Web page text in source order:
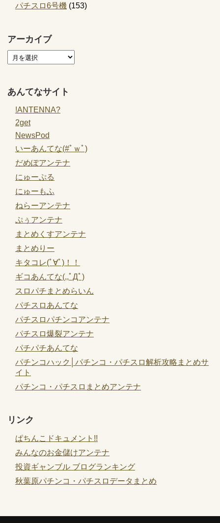
パチスロ6号機 (153)
アーカイブ
あんてなサイト
!ANTENNA?
2get
NewsPod
いーあんてな(#ﾟｗﾟ)
だめぽアンテナ
にゅーぷる
にゅーもふ
ねらーアンテナ
ぷぅアンテナ
まとめくすアンテナ
まとめりー
キタコレ(ﾟ∀ﾟ)！！
ギコあんてな(,,ﾟДﾟ)
スロパチまとめらいん
パチスロあんてな
パチスロパチンコアンテナ
パチスロ爆裂アンテナ
パチパチあんてな
パチンコハック│パチンコ・パチスロ解析攻略まとめサ
イト
パチンコ・パチスロまとめアンテナ
リンク
ぱちんこドキュメント!!
みんなのお金儲けアンテナ
投資ギャンブル ブログランキング
秋葉原パチンコ・パチスロデータまとめ